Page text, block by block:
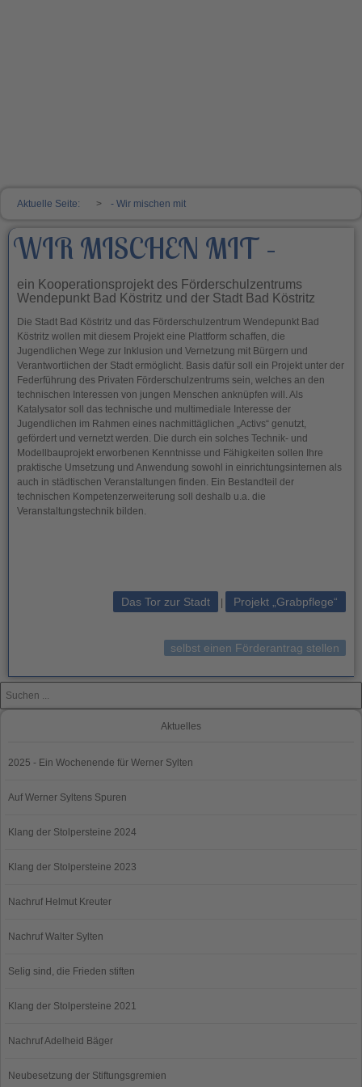
Aktuelle Seite: - Wir mischen mit
WIR MISCHEN MIT –
ein Kooperationsprojekt des Förderschulzentrums
Wendepunkt Bad Köstritz und der Stadt Bad Köstritz
Die Stadt Bad Köstritz und das Förderschulzentrum Wendepunkt Bad
Köstritz wollen mit diesem Projekt eine Plattform schaffen, die
Jugendlichen Wege zur Inklusion und Vernetzung mit Bürgern und
Verantwortlichen der Stadt ermöglicht. Basis dafür soll ein Projekt unter der
Federführung des Privaten Förderschulzentrums sein, welches an den
technischen Interessen von jungen Menschen anknüpfen will. Als
Katalysator soll das technische und multimediale Interesse der
Jugendlichen im Rahmen eines nachmittäglichen „Activs“ genutzt,
gefördert und vernetzt werden. Die durch ein solches Technik- und
Modellbauprojekt erworbenen Kenntnisse und Fähigkeiten sollen Ihre
praktische Umsetzung und Anwendung sowohl in einrichtungsinternen als
auch in städtischen Veranstaltungen finden. Ein Bestandteil der
technischen Kompetenzerweiterung soll deshalb u.a. die
Veranstaltungstechnik bilden.
Das Tor zur Stadt Projekt „Grabpflege“
selbst einen Förderantrag stellen
Aktuelles
2025 - Ein Wochenende für Werner Sylten
Auf Werner Syltens Spuren
Klang der Stolpersteine 2024
Klang der Stolpersteine 2023
Nachruf Helmut Kreuter
Nachruf Walter Sylten
Selig sind, die Frieden stiften
Klang der Stolpersteine 2021
Nachruf Adelheid Bäger
Neubesetzung der Stiftungsgremien